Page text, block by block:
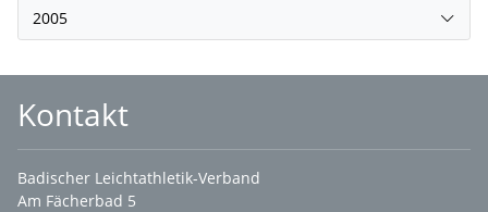
2005
Kontakt
Badischer Leichtathletik-Verband
Am Fächerbad 5